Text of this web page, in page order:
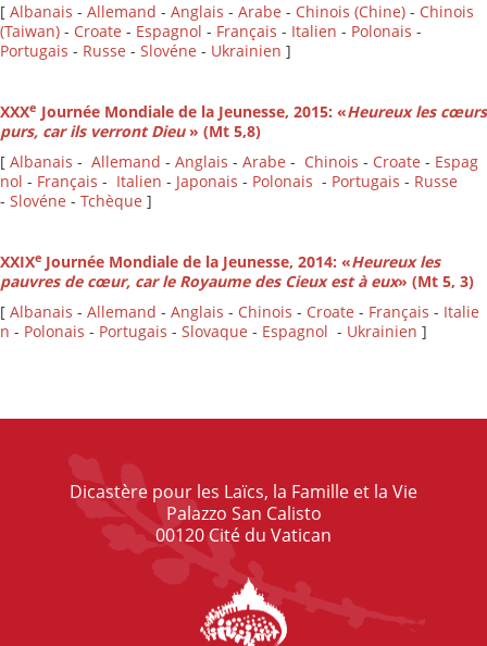
[ Albanais - Allemand - Anglais - Arabe - Chinois (Chine) - Chinois
(Taiwan) - Croate - Espagnol - Français - Italien - Polonais -
Portugais - Russe - Slovéne - Ukrainien ]
XXXe Journée Mondiale de la Jeunesse, 2015: «Heureux les cœurs
purs, car ils verront Dieu » (Mt 5,8)
[ Albanais - Allemand - Anglais - Arabe - Chinois - Croate - Espag
nol - Français - Italien - Japonais - Polonais - Portugais - Russe
- Slovéne - Tchèque ]
XXIXe Journée Mondiale de la Jeunesse, 2014: «Heureux les
pauvres de cœur, car le Royaume des Cieux est à eux» (Mt 5, 3)
[ Albanais - Allemand - Anglais - Chinois - Croate - Français - Italie
n - Polonais - Portugais - Slovaque - Espagnol - Ukrainien ]
Dicastère pour les Laïcs, la Famille et la Vie
Palazzo San Calisto
00120 Cité du Vatican